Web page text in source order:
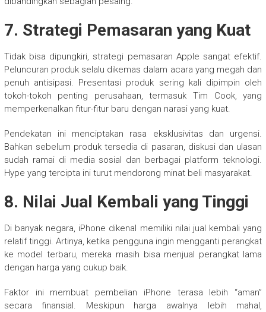
7. Strategi Pemasaran yang Kuat
Tidak bisa dipungkiri, strategi pemasaran Apple sangat efektif.
Peluncuran produk selalu dikemas dalam acara yang megah dan
penuh antisipasi. Presentasi produk sering kali dipimpin oleh
tokoh-tokoh penting perusahaan, termasuk Tim Cook, yang
memperkenalkan fitur-fitur baru dengan narasi yang kuat.
Pendekatan ini menciptakan rasa eksklusivitas dan urgensi.
Bahkan sebelum produk tersedia di pasaran, diskusi dan ulasan
sudah ramai di media sosial dan berbagai platform teknologi.
Hype yang tercipta ini turut mendorong minat beli masyarakat.
8. Nilai Jual Kembali yang Tinggi
Di banyak negara, iPhone dikenal memiliki nilai jual kembali yang
relatif tinggi. Artinya, ketika pengguna ingin mengganti perangkat
ke model terbaru, mereka masih bisa menjual perangkat lama
dengan harga yang cukup baik.
Faktor ini membuat pembelian iPhone terasa lebih “aman”
secara finansial. Meskipun harga awalnya lebih mahal,